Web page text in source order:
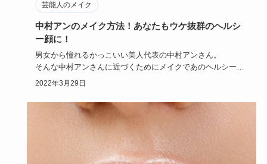
芸能人のメイク
中村アンのメイク方法！あなたもウケ抜群のヘルシ
ー顔に！
男女から憧れるかっこいい美人代表の中村アンさん。
そんな中村アンさんに近づくためにメイクであのヘルシー顔
に近づきませんか…
2022年3月29日